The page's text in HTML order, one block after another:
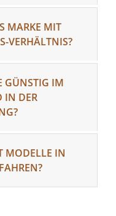
MARKE MIT
VERHÄLTNIS?
GÜNSTIG IM
IN DER
MODELLE IN